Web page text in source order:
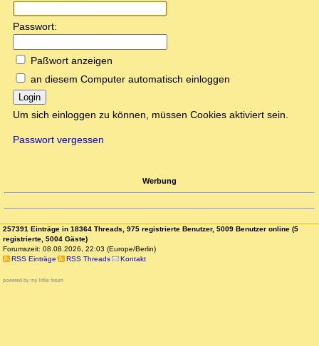
Passwort:
Paßwort anzeigen
an diesem Computer automatisch einloggen
Login
Um sich einloggen zu können, müssen Cookies aktiviert sein.
Passwort vergessen
Werbung
257391 Einträge in 18364 Threads, 975 registrierte Benutzer, 5009 Benutzer online (5
registrierte, 5004 Gäste)
Forumszeit: 08.08.2026, 22:03 (Europe/Berlin)
RSS Einträge
RSS Threads Kontakt
powered by my little forum